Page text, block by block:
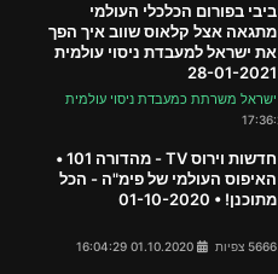
ביבי בפורום הכלכלי העולמי
מתגאה אצל קלאוס שווב איך הפך
את ישראל למעבדת ניסוי עולמית
28-01-2021
ישראל משרתת כמעבדת ניסוי עולמית
חדשות וירוס TV - מהדורה 101 •
האיפוס העולמי של פימ"ה - הכל
מתוכנן! • 01-10-2020
5666 צפיות